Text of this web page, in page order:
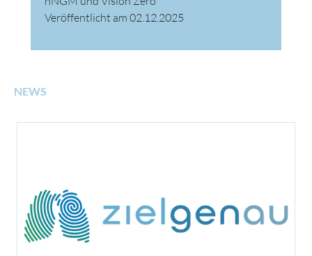
Veröffentlicht am 02.12.2025
NEWS